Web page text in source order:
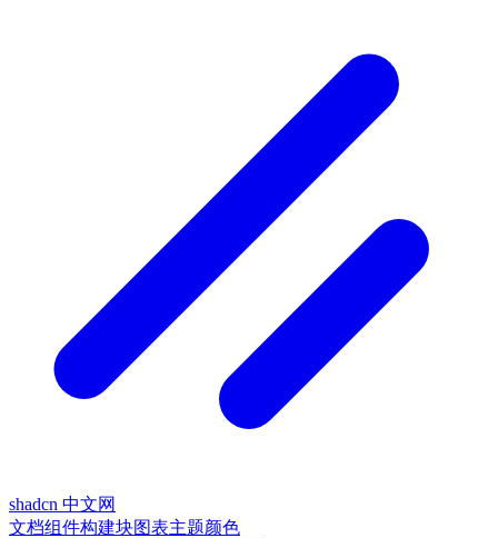
shadcn 中文网
文档组件构建块图表主题颜色